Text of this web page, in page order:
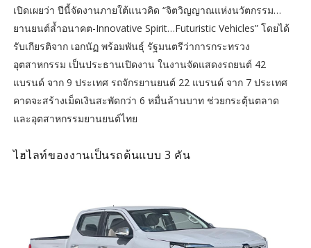
เปิดเผยว่า ปีนี้จัดงานภายใต้แนวคิด “จิตวิญญาณแห่งนวัตกรรม…
ยานยนต์ล้ำอนาคต-Innovative Spirit…Futuristic Vehicles” โดยได้
รับเกียรติจาก เอกนัฏ พร้อมพันธุ์ รัฐมนตรีว่าการกระทรวง
อุตสาหกรรม เป็นประธานเปิดงาน ในงานจัดแสดงรถยนต์ 42
แบรนด์ จาก 9 ประเทศ รถจักรยานยนต์ 22 แบรนด์ จาก 7 ประเทศ
คาดจะสร้างเม็ดเงินสะพัดกว่า 6 หมื่นล้านบาท ช่วยกระตุ้นตลาด
และอุตสาหกรรมยานยนต์ไทย
ไฮไลท์ของงานเป็นรถต้นแบบ 3 คัน